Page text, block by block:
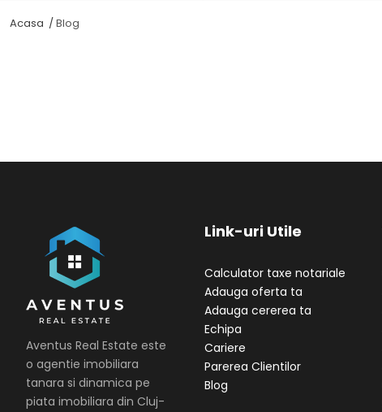
Acasa /Blog
Aventus Real Estate este
o agentie imobiliara
tanara si dinamica pe
piata imobiliara din Cluj-
Link-uri Utile
Calculator taxe notariale
Adauga oferta ta
Adauga cererea ta
Echipa
Cariere
Parerea Clientilor
Blog